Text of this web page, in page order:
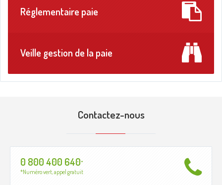
Réglementaire paie
Veille gestion de la paie
Contactez-nous
0 800 400 640*
*Numéro vert, appel gratuit